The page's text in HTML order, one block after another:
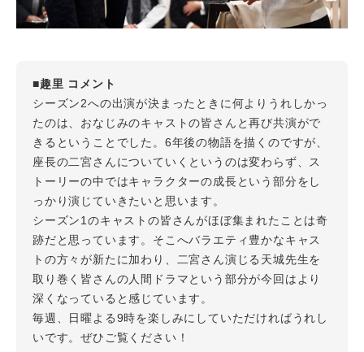
■趣里 コメント
シーズン2への出演が決まったときに何よりうれしかっ
たのは、おなじみのキャストの皆さんと再び共演がで
きるということでした。6年後の物語を描くのですが、
座長の二宮さんについていくというのは変わらず、ス
トーリーの中ではキャラクターの成長という部分をし
っかり演じていきたいと思います。
シーズン1のキャストの皆さんがほぼ集まれたことは奇
跡だと思っています。そこへバラエティ豊かなキャス
トの方々が新たに加わり、二宮さん演じる天城先生を
取り巻く皆さんの人間ドラマという部分が今回はより
深くなっていると感じています。
毎週、日曜よる9時を楽しみにしていただければうれし
いです。ぜひご覧ください！